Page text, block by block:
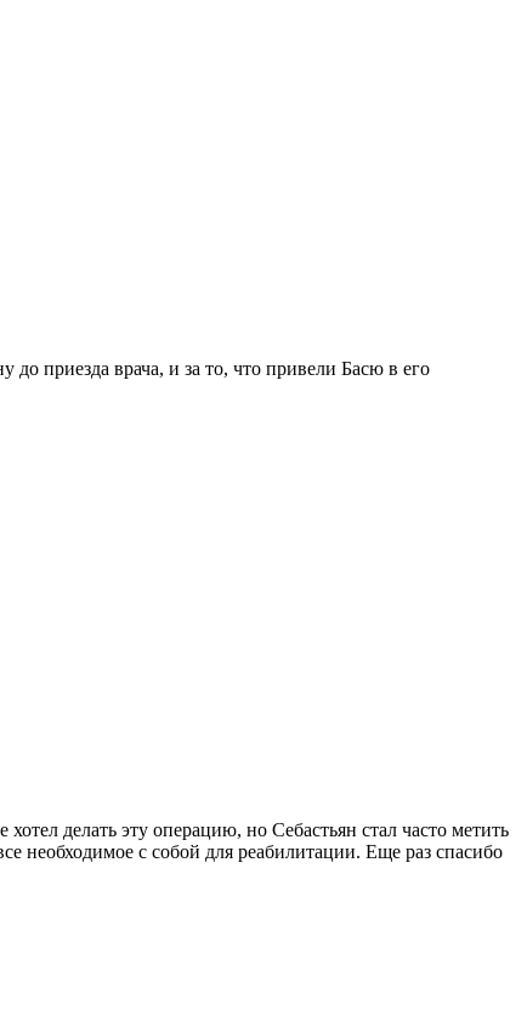
до приезда врача, и за то, что привели Басю в его
делать эту операцию, но Себастьян стал часто метить
необходимое с собой для реабилитации. Еще раз спасибо